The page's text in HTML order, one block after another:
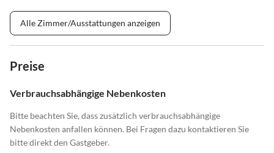
Alle Zimmer/Ausstattungen anzeigen
Preise
Verbrauchsabhängige Nebenkosten
Bitte beachten Sie, dass zusätzlich verbrauchsabhängige
Nebenkosten anfallen können. Bei Fragen dazu kontaktieren Sie
bitte direkt den Gastgeber.